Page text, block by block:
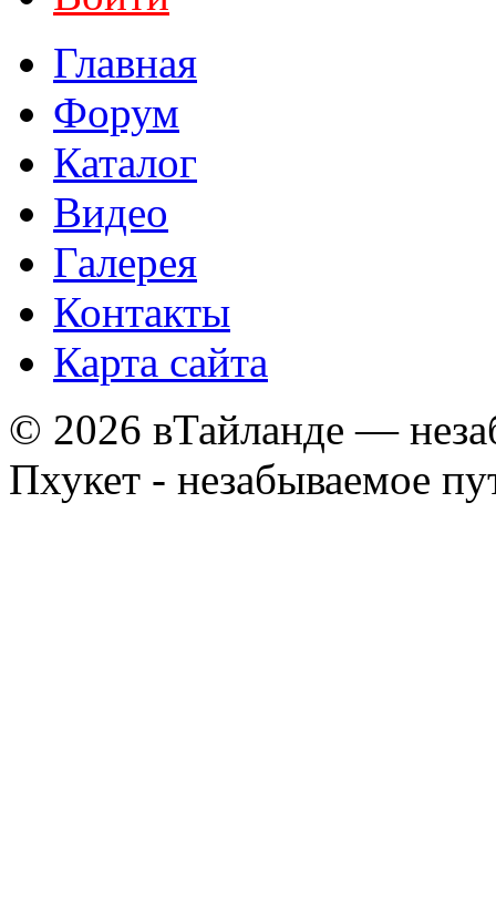
Главная
Форум
Каталог
Видео
Галерея
Контакты
Карта сайта
© 2026 вТайланде —
Пхукет - незабываемое